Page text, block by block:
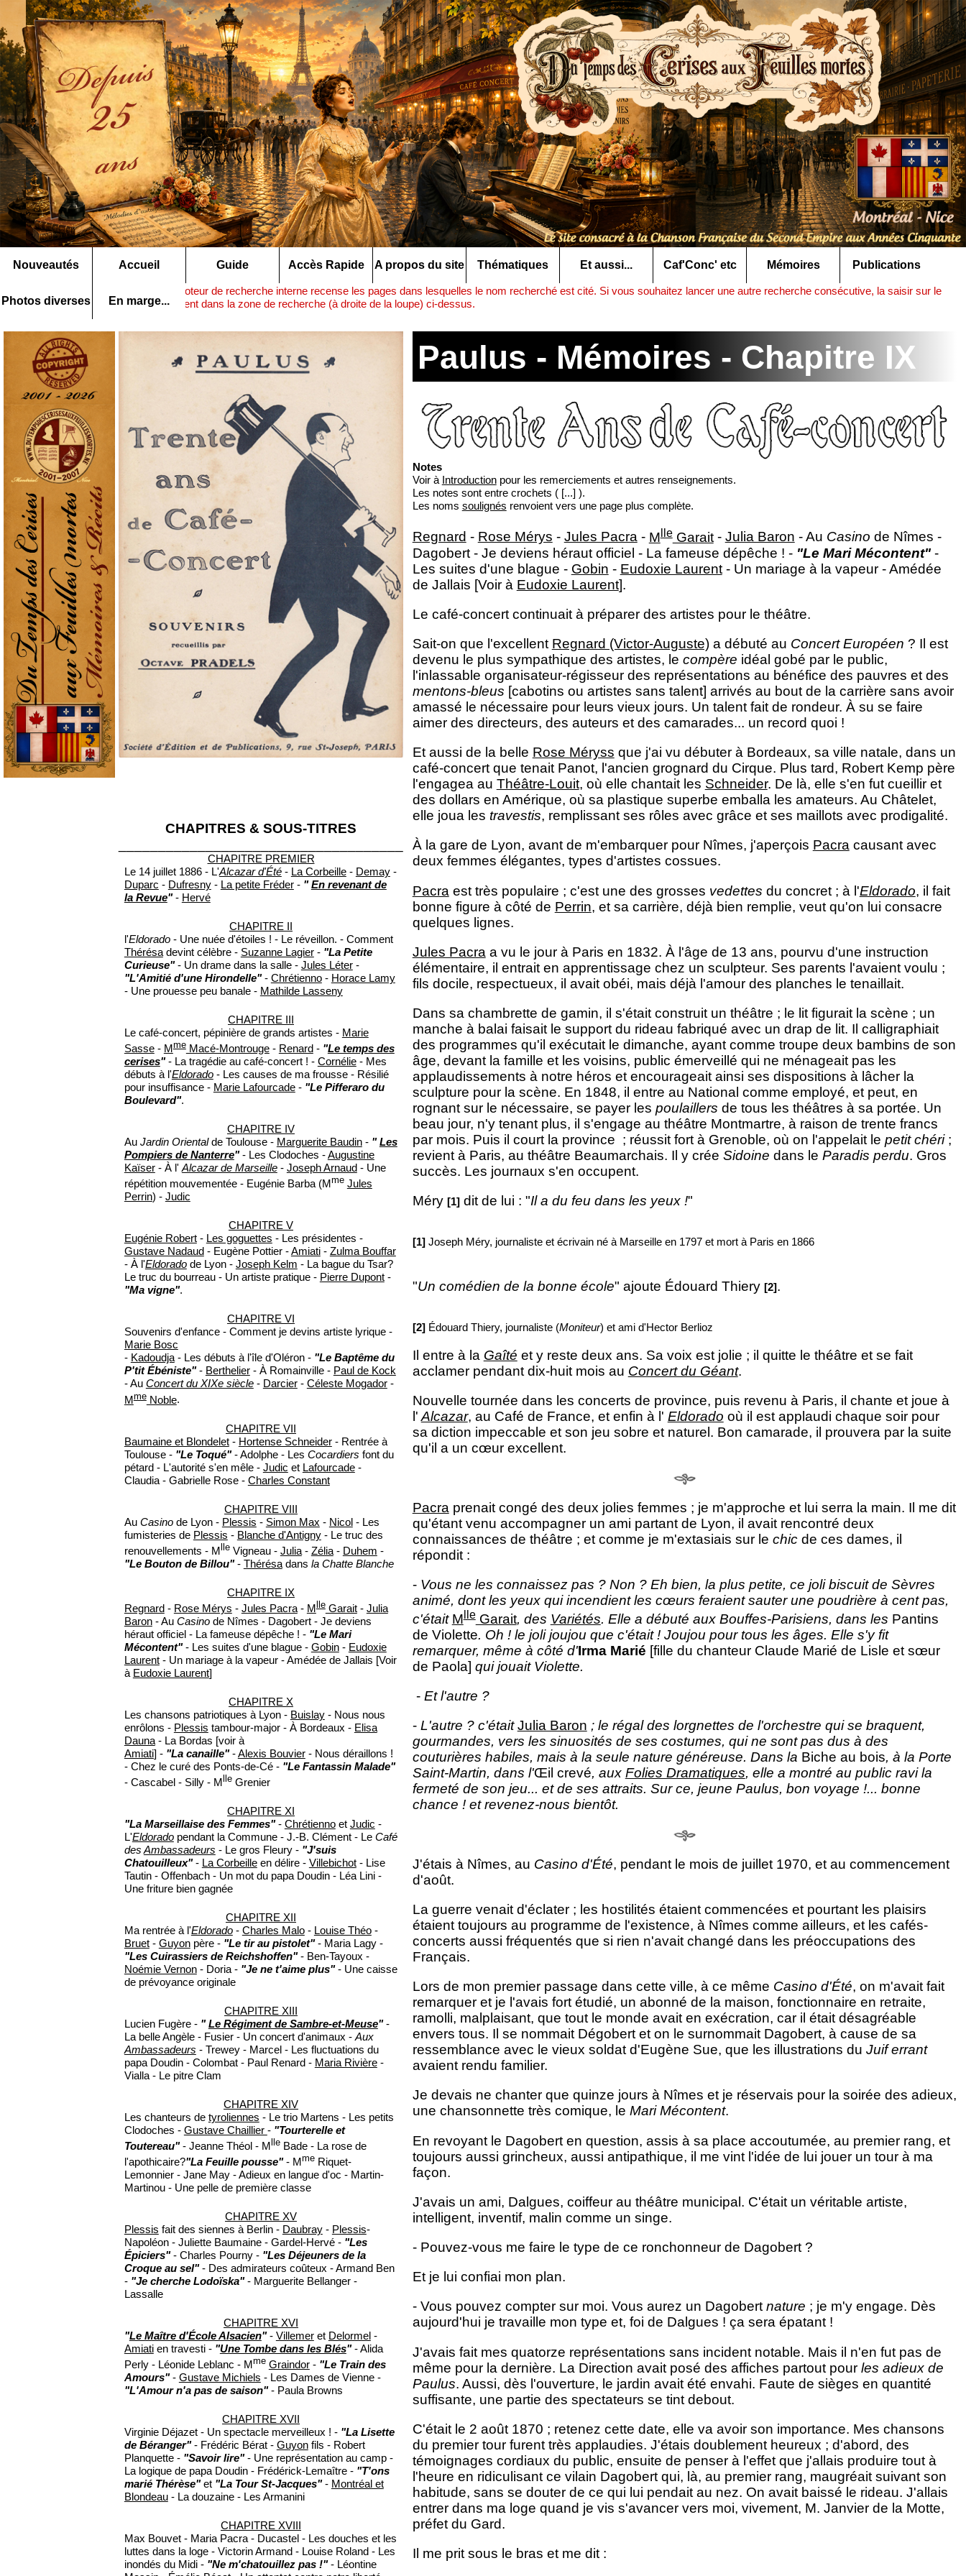
Nouveautés Accueil Guide Accès Rapide A propos du site Thématiques Et aussi... Caf'Conc' etc Mémoires Publications
Photos diverses En marge...
Rechercher ▶
ce moteur de recherche interne recense les pages dans lesquelles le nom recherché est cité. Si vous souhaitez lancer une autre recherche consécutive, la saisir sur le
nom précédent dans la zone de recherche (à droite de la loupe) ci-dessus.
CHAPITRES & SOUS-TITRES
CHAPITRE PREMIER
Le 14 juillet 1886 - L'Alcazar d'Été- La Corbeille- Demay-
Duparc - Dufresny- La petite Fréder- "En revenant de
la Revue"- Hervé
CHAPITRE II
l'Eldorado- Une nuée d'étoiles ! - Le réveillon. - Comment
Thérésadevint célèbre - Suzanne Lagier- "La Petite
Curieuse"- Un drame dans la salle - Jules Léter-
"L'Amitié d'une Hirondelle"- Chrétienno- Horace Lamy
- Une prouesse peu banale - Mathilde Lasseny
CHAPITRE III
Le café-concert, pépinière de grands artistes - Marie
Sasse- MmeMacé-Montrouge- Renard- "Le temps des
cerises"- La tragédie au café-concert ! - Cornélie- Mes
débuts à l'Eldorado- Les causes de ma frousse - Résilié
pour insuffisance - Marie Lafourcade- "Le Pifferaro du
Boulevard".
CHAPITRE IV
Au Jardin Orientalde Toulouse - Marguerite Baudin- "Les
Pompiers de Nanterre"- Les Clodoches -Augustine
Kaïser- À l' Alcazar de Marseille- Joseph Arnaud- Une
répétition mouvementée - Eugénie Barba (Mme Jules
Perrin) - Judic
CHAPITRE V
Eugénie Robert- Les goguettes - Les présidentes -
Gustave Nadaud- Eugène Pottier -Amiati- Zulma Bouffar
- À l'Eldoradode Lyon - Joseph Kelm - La bague du Tsar?
Le truc du bourreau - Un artiste pratique - Pierre Dupont-
"Ma vigne".
CHAPITRE VI
Souvenirs d'enfance - Comment je devins artiste lyrique -
Marie Bosc
- Kadoudja- Les débuts à l'île d'Oléron - "Le Baptême du
P'tit Ébéniste"- Berthelier- À Romainville - Paul de Kock
- Au Concert du XIXe siècle- Darcier- Céleste Mogador-
MmeNoble.
CHAPITRE VII
Baumaine et Blondelet- Hortense Schneider- Rentrée à
Toulouse - "Le Toqué"- Adolphe - Les Cocardiers font du
pétard - L'autorité s'en mêle - Judic et Lafourcade-
Claudia - Gabrielle Rose - Charles Constant
CHAPITRE VIII
Au Casinode Lyon - Plessis - Simon Max - Nicol- Les
fumisteries de Plessis - Blanche d'Antigny- Le truc des
renouvellements - MlleVigneau - Julia- Zélia- Duhem -
"Le Bouton de Billou"- Thérésadans la Chatte Blanche
CHAPITRE IX
Regnard- Rose Mérys - Jules Pacra- MlleGarait- Julia
Baron- Au Casinode Nîmes - Dagobert - Je deviens
héraut officiel - La fameuse dépêche ! - "Le Mari
Mécontent"- Les suites d'une blague - Gobin- Eudoxie
Laurent- Un mariage à la vapeur - Amédée de Jallais [Voir
à Eudoxie Laurent]
CHAPITRE X
Les chansons patriotiques à Lyon - Buislay- Nous nous
enrôlons - Plessis tambour-major - À Bordeaux - Elisa
Dauna- La Bordas [voir à
Amiati] - "La canaille"-Alexis Bouvier- Nous déraillons !
- Chez le curé des Ponts-de-Cé - "Le Fantassin Malade"
- Cascabel - Silly - M lleGrenier
CHAPITRE XI
"La Marseillaise des Femmes"- Chrétiennoet Judic -
L'Eldoradopendant la Commune - J.-B. Clément - Le Café
des Ambassadeurs - Le gros Fleury - "J'suis
Chatouilleux"- La Corbeilleen délire - Villebichot- Lise
Tautin - Offenbach - Un mot du papa Doudin - Léa Lini -
Une friture bien gagnée
CHAPITRE XII
Ma rentrée à l'Eldorado- Charles Malo- Louise Théo-
Bruet- Guyonpère - "Le tir au pistolet"- Maria Lagy -
"Les Cuirassiers de Reichshoffen"- Ben-Tayoux -
Noémie Vernon- Doria - "Je ne t'aime plus"- Une caisse
de prévoyance originale
CHAPITRE XIII
Lucien Fugère - "Le Régiment de Sambre-et-Meuse"-
La belle Angèle - Fusier - Un concert d'animaux - Aux
Ambassadeurs - Trewey - Marcel - Les fluctuations du
papa Doudin - Colombat - Paul Renard - Maria Rivière-
Vialla - Le pitre Clam
CHAPITRE XIV
Les chanteurs de tyroliennes - Le trio Martens - Les petits
Clodoches - Gustave Chaillier - "Tourterelle et
Toutereau"- Jeanne Théol - M lleBade - La rose de
l'apothicaire?"La Feuille pousse"- MmeRiquet-
Lemonnier - Jane May - Adieux en langue d'oc - Martin-
Martinou - Une pelle de première classe
CHAPITRE XV
Plessis fait des siennes à Berlin - Daubray- Plessis-
Napoléon - Juliette Baumaine - Gardel-Hervé - "Les
Épiciers"- Charles Pourny - "Les Déjeuners de la
Croque au sel"- Des admirateurs coûteux - Armand Ben
- "Je cherche Lodoïska"- Marguerite Bellanger -
Lassalle
CHAPITRE XVI
"Le Maître d'École Alsacien"- Villemeret Delormel-
Amiatien travesti - "Une Tombe dans les Blés"- Alida
Perly - Léonide Leblanc - Mme Graindor- "Le Train des
Amours"- Gustave Michiels - Les Dames de Vienne -
"L'Amour n'a pas de saison"- Paula Browns
CHAPITRE XVII
Virginie Déjazet - Un spectacle merveilleux ! - "La Lisette
de Béranger"- Frédéric Bérat - Guyonfils - Robert
Planquette - "Savoir lire"- Une représentation au camp -
La logique de papa Doudin - Frédérick-Lemaître - "T'ons
marié Thérèse"et "La Tour St-Jacques"- Montréal et
Blondeau- La douzaine - Les Armanini
CHAPITRE XVIII
Max Bouvet - Maria Pacra - Ducastel - Les douches et les
luttes dans la loge - Victorin Armand - Louise Roland - Les
inondés du Midi - "Ne m'chatouillez pas !"- Léontine
Paulus - Mémoires - Chapitre IX
Notes
Voir à Introductionpour les remerciements et autres renseignements.
Les notes sont entre crochets ( [...] ).
Les noms soulignés renvoient vers une page plus complète.
Regnard - Rose Mérys - Jules Pacra- MlleGarait- Julia Baron - Au Casino de Nîmes -
Dagobert - Je deviens héraut officiel - La fameuse dépêche ! - "Le Mari Mécontent"-
Les suites d'une blague - Gobin - Eudoxie Laurent- Un mariage à la vapeur - Amédée
de Jallais [Voir à Eudoxie Laurent].
Le café-concert continuait à préparer des artistes pour le théâtre.
Sait-on que l'excellent Regnard (Victor-Auguste)a débuté au Concert Européen ? Il est
devenu le plus sympathique des artistes, le compère idéal gobé par le public,
l'inlassable organisateur-régisseur des représentations au bénéfice des pauvres et des
mentons-bleus [cabotins ou artistes sans talent] arrivés au bout de la carrière sans avoir
amassé le nécessaire pour leurs vieux jours. Un talent fait de rondeur. À su se faire
aimer des directeurs, des auteurs et des camarades... un record quoi !
Et aussi de la belle Rose Méryss que j'ai vu débuter à Bordeaux, sa ville natale, dans un
café-concert que tenait Panot, l'ancien grognard du Cirque. Plus tard, Robert Kemp père
l'engagea au Théâtre-Louit, où elle chantait les Schneider. De là, elle s'en fut cueillir et
des dollars en Amérique, où sa plastique superbe emballa les amateurs. Au Châtelet,
elle joua les travestis, remplissant ses rôles avec grâce et ses maillots avec prodigalité.
À la gare de Lyon, avant de m'embarquer pour Nîmes, j'aperçois Pacracausant avec
deux femmes élégantes, types d'artistes cossues.
Pacra est très populaire ; c'est une des grosses vedettes du concret ; à l'Eldorado, il fait
bonne figure à côté de Perrin, et sa carrière, déjà bien remplie, veut qu'on lui consacre
quelques lignes.
Jules Pacra a vu le jour à Paris en 1832. À l'âge de 13 ans, pourvu d'une instruction
élémentaire, il entrait en apprentissage chez un sculpteur. Ses parents l'avaient voulu ;
fils docile, respectueux, il avait obéi, mais déjà l'amour des planches le tenaillait.
Dans sa chambrette de gamin, il s'était construit un théâtre ; le lit figurait la scène ; un
manche à balai faisait le support du rideau fabriqué avec un drap de lit. Il calligraphiait
des programmes qu'il exécutait le dimanche, ayant comme troupe deux bambins de son
âge, devant la famille et les voisins, public émerveillé qui ne ménageait pas les
applaudissements à notre héros et encourageait ainsi ses dispositions à lâcher la
sculpture pour la scène. En 1848, il entre au National comme employé, et peut, en
rognant sur le nécessaire, se payer les poulaillers de tous les théâtres à sa portée. Un
beau jour, n'y tenant plus, il s'engage au théâtre Montmartre, à raison de trente francs
par mois. Puis il court la province ; réussit fort à Grenoble, où on l'appelait le petit chéri;
revient à Paris, au théâtre Beaumarchais. Il y crée Sidoine dans le Paradis perdu. Gros
succès. Les journaux s'en occupent.
Méry [1]dit de lui : "Il a du feu dans les yeux !"
[1]Joseph Méry, journaliste et écrivain né à Marseille en 1797 et mort à Paris en 1866
"Un comédien de la bonne école" ajoute Édouard Thiery [2].
[2]Édouard Thiery, journaliste (Moniteur) et ami d'Hector Berlioz
Il entre à la Gaîté et y reste deux ans. Sa voix est jolie ; il quitte le théâtre et se fait
acclamer pendant dix-huit mois au Concert du Géant.
Nouvelle tournée dans les concerts de province, puis revenu à Paris, il chante et joue à
l' Alcazar, au Café de France, et enfin à l' Eldorado où il est applaudi chaque soir pour
sa diction impeccable et son jeu sobre et naturel. Bon camarade, il prouvera par la suite
qu'il a un cœur excellent.
Pacra prenait congé des deux jolies femmes ; je m'approche et lui serra la main. Il me dit
qu'étant venu accompagner un ami partant de Lyon, il avait rencontré deux
connaissances de théâtre ; et comme je m'extasiais sur le chicde ces dames, il
répondit :
- Vous ne les connaissez pas ? Non ? Eh bien, la plus petite, ce joli biscuit de Sèvres
animé, dont les yeux qui incendient les cœurs feraient sauter une poudrière à cent pas,
c'était M lleGarait, des Variétés. Elle a débuté aux Bouffes-Parisiens, dans les Pantins
de Violette. Oh ! le joli joujou que c'était ! Joujou pour tous les âges. Elle s'y fit
remarquer, même à côté d'Irma Marié [fille du chanteur Claude Marié de Lisle et sœur
de Paola] qui jouait Violette.
- Et l'autre ?
- L'autre ? c'étaitJulia Baron ; le régal des lorgnettes de l'orchestre qui se braquent,
gourmandes, vers les sinuosités de ses costumes, qui ne sont pas dus à des
couturières habiles, mais à la seule nature généreuse. Dans la Biche au bois, à la Porte
Saint-Martin, dans l'Œil crevé, aux Folies Dramatiques, elle a montré au public ravi la
fermeté de son jeu... et de ses attraits. Sur ce, jeune Paulus, bon voyage !... bonne
chance ! et revenez-nous bientôt.
J'étais à Nîmes, au Casino d'Été, pendant le mois de juillet 1970, et au commencement
d'août.
La guerre venait d'éclater ; les hostilités étaient commencées et pourtant les plaisirs
étaient toujours au programme de l'existence, à Nîmes comme ailleurs, et les cafés-
concerts aussi fréquentés que si rien n'avait changé dans les préoccupations des
Français.
Lors de mon premier passage dans cette ville, à ce même Casino d'Été, on m'avait fait
remarquer et je l'avais fort étudié, un abonné de la maison, fonctionnaire en retraite,
ramolli, malplaisant, que tout le monde avait en exécration, car il était désagréable
envers tous. Il se nommait Dégobert et on le surnommait Dagobert, à cause de sa
ressemblance avec le vieux soldat d'Eugène Sue, que les illustrations du Juif errant
avaient rendu familier.
Je devais ne chanter que quinze jours à Nîmes et je réservais pour la soirée des adieux,
une chansonnette très comique, le Mari Mécontent.
En revoyant le Dagobert en question, assis à sa place accoutumée, au premier rang, et
toujours aussi grincheux, aussi antipathique, il me vint l'idée de lui jouer un tour à ma
façon.
J'avais un ami, Dalgues, coiffeur au théâtre municipal. C'était un véritable artiste,
intelligent, inventif, malin comme un singe.
- Pouvez-vous me faire le type de ce ronchonneur de Dagobert ?
Et je lui confiai mon plan.
- Vous pouvez compter sur moi. Vous aurez un Dagobertnature ; je m'y engage. Dès
aujourd'hui je travaille mon type et, foi de Dalgues ! ça sera épatant !
J'avais fait mes quatorze représentations sans incident notable. Mais il n'en fut pas de
même pour la dernière. La Direction avait posé des affiches partout pour les adieux de
Paulus. Aussi, dès l'ouverture, le jardin avait été envahi. Faute de sièges en quantité
suffisante, une partie des spectateurs se tint debout.
C'était le 2 août 1870 ; retenez cette date, elle va avoir son importance. Mes chansons
du premier tour furent très applaudies. J'étais doublement heureux ; d'abord, des
témoignages cordiaux du public, ensuite de penser à l'effet que j'allais produire tout à
l'heure en ridiculisant ce vilain Dagobert qui, là, au premier rang, maugréait suivant son
habitude, sans se douter de ce qui lui pendait au nez. On avait baissé le rideau. J'allais
entrer dans ma loge quand je vis s'avancer vers moi, vivement, M. Janvier de la Motte,
préfet du Gard.
Il me prit sous le bras et me dit :